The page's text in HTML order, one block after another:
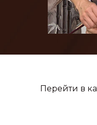
Перейти в